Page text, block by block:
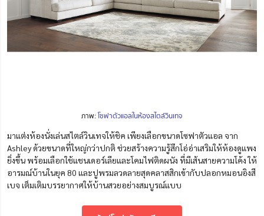
ภาพ:โซฟาตัวแอลในห้องสไตล์วินเทจ
มาแต่งห้องนั่งเล่นสไตล์วินเทจให้ชิค เพียงเลือกขนาดโซฟาตัวแอล จาก
Ashley ด้วยขนาดที่ใหญ่กว่าปกติ ช่วยสร้างความรู้สึกโอ่อ่าเสริมให้ห้องดูแพง
ยิ่งขึ้นพร้อมเลือกใช้แชนเดอร์เลียและโคมไฟติดผนัง ที่มีเส้นสายความโค้ง ให้
อารมณ์บ้านในยุค 80 และปูพรมลวดลายสุดคลาสสิกเข้ากับปลอกหมอนอิงสี
เบจ เต็มเติมบรรยากาศให้บ้านสวยอย่างสมบูรณ์แบบ